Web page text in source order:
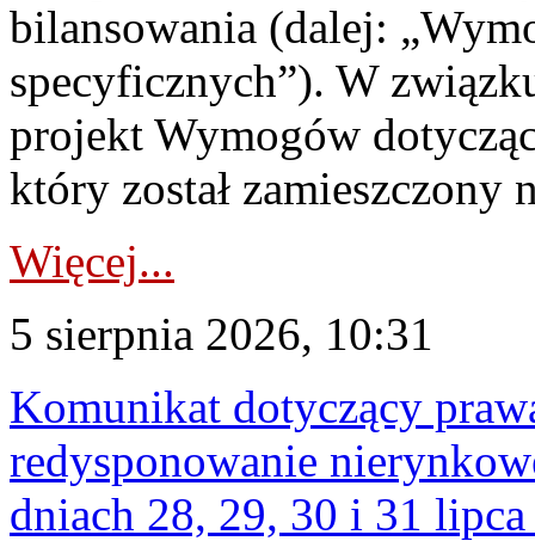
bilansowania (dalej:
specyficznych”). W
projekt Wymogów
który został zamieszczony
Więcej...
5 sierpnia 2026, 10:31
Komunikat dotyczący
redysponowanie
dniach 28, 29, 30 i 31